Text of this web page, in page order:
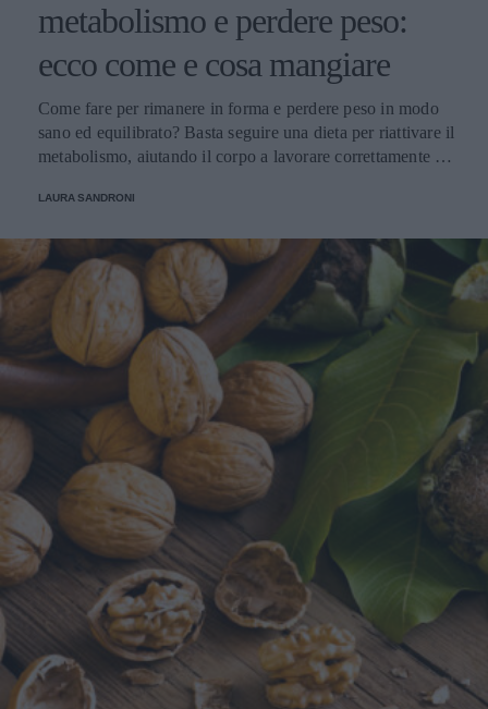
metabolismo e perdere peso:
ecco come e cosa mangiare
Come fare per rimanere in forma e perdere peso in modo
sano ed equilibrato? Basta seguire una dieta per riattivare il
metabolismo, aiutando il corpo a lavorare correttamente e
LAURA SANDRONI